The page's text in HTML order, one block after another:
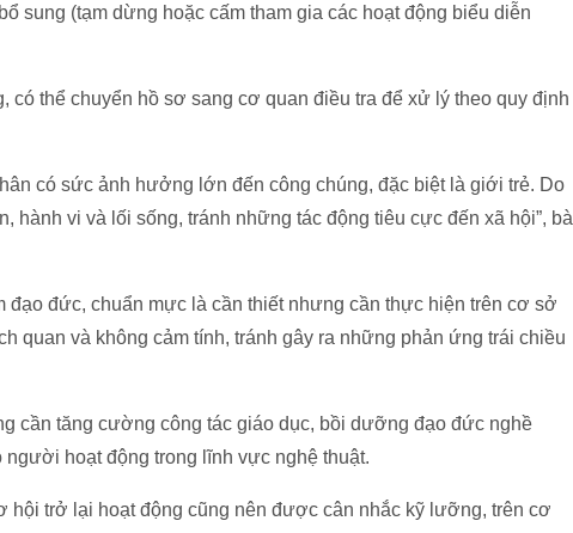
sung (tạm dừng hoặc cấm tham gia các hoạt động biểu diễn
có thể chuyển hồ sơ sang cơ quan điều tra để xử lý theo quy định
có sức ảnh hưởng lớn đến công chúng, đặc biệt là giới trẻ. Do
hành vi và lối sống, tránh những tác động tiêu cực đến xã hội”, bà
đạo đức, chuẩn mực là cần thiết nhưng cần thực hiện trên cơ sở
quan và không cảm tính, tránh gây ra những phản ứng trái chiều
cần tăng cường công tác giáo dục, bồi dưỡng đạo đức nghề
hoạt động trong lĩnh vực nghệ thuật.
hội trở lại hoạt động cũng nên được cân nhắc kỹ lưỡng, trên cơ